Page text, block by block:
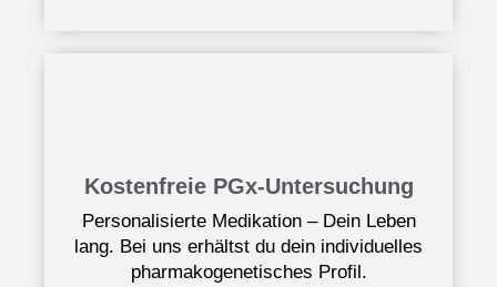
Kostenfreie PGx-Untersuchung
Personalisierte Medikation – Dein Leben
lang. Bei uns erhältst du dein individuelles
pharmakogenetisches Profil.